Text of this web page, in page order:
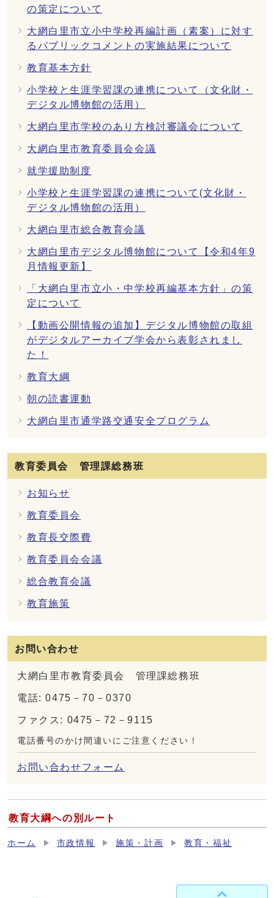
の策定について
大網白里市立小中学校再編計画（素案）に対す
るパブリックコメントの実施結果について
教育基本方針
小学校と生涯学習課の連携について（文化財・
デジタル博物館の活用）
大網白里市学校のあり方検討審議会について
大網白里市教育委員会会議
就学援助制度
小学校と生涯学習課の連携について(文化財・
デジタル博物館の活用）
大網白里市総合教育会議
大網白里市デジタル博物館について【令和4年9
月情報更新】
「大網白里市立小・中学校再編基本方針」の策
定について
【動画公開情報の追加】デジタル博物館の取組
がデジタルアーカイブ学会から表彰されまし
た！
教育大綱
朝の読書運動
大網白里市通学路交通安全プログラム
教育委員会 管理課総務班
お知らせ
教育委員会
教育長交際費
教育委員会会議
総合教育会議
教育施策
お問い合わせ
大網白里市教育委員会 管理課総務班
電話: 0475－70－0370
ファクス: 0475－72－9115
電話番号のかけ間違いにご注意ください！
お問い合わせフォーム
教育大綱への別ルート
ホーム 市政情報 施策・計画 教育・福祉